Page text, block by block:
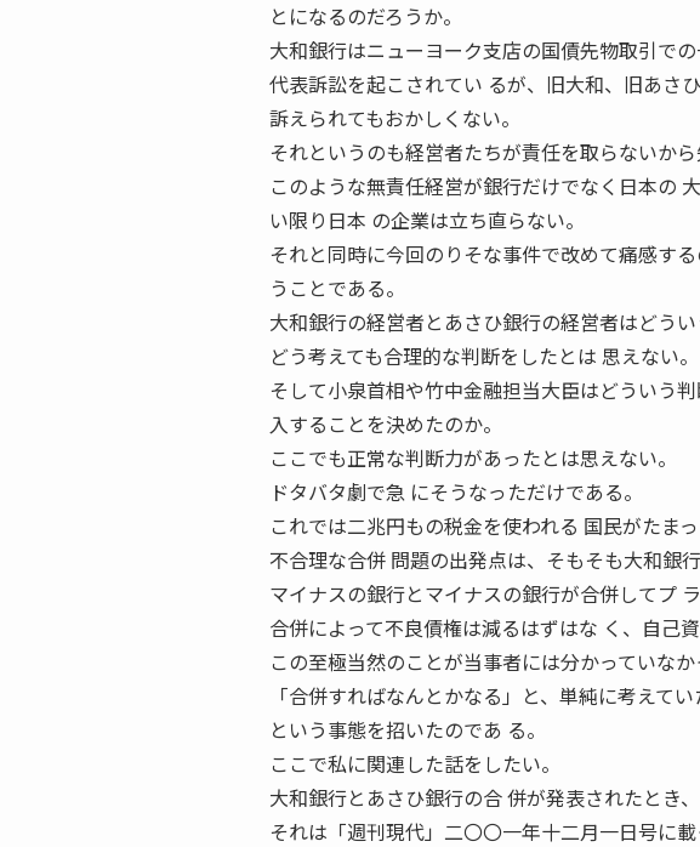
とになるのだろうか。
大和銀行はニューヨーク支店の国債先物取引で
代表訴訟を起こされてい るが、旧大和、旧あさ
訴えられてもおかしくない。
それというのも経営者たちが責任を取らないから
このような無責任経営が銀行だけでなく日本の
い限り日本 の企業は立ち直らない。
それと同時に今回のりそな事件で改めて痛感す
うことである。
大和銀行の経営者とあさひ銀行の経営者はどう
どう考えても合理的な判断をしたとは 思えない。
そして小泉首相や竹中金融担当大臣はどういう
入することを決めたのか。
ここでも正常な判断力があったとは思えない。
ドタバタ劇で急 にそうなっただけである。
これでは二兆円もの税金を使われる 国民がたまっ
不合理な合併 問題の出発点は、そもそも大和銀
マイナスの銀行とマイナスの銀行が合併してプ
合併によって不良債権は減るはずはな く、自己
この至極当然のことが当事者には分かっていなか
「合併すればなんとかなる」と、単純に考えて
という事態を招いたのであ る。
ここで私に関連した話をしたい。
大和銀行とあさひ銀行の合 併が発表されたとき
それは「週刊現代」二〇〇一年十二月一日号に